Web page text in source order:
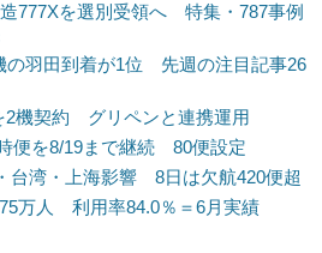
777Xを選別受領へ 特集・787事例
の羽田到着が1位 先週の注目記事26
2機契約 グリペンと連携運用
便を8/19まで継続 80便設定
台湾・上海影響 8日は欠航420便超
万人 利用率84.0％＝6月実績